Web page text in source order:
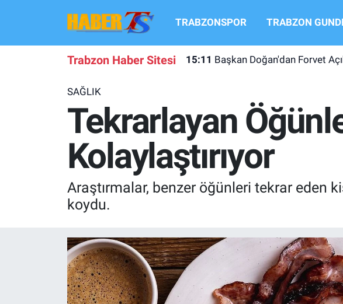
TRABZONSPOR TRABZON
Trabzon Haber Sitesi 15:11 Başkan Doğan'dan Forvet
SAĞLIK
Tekrarlayan
Kolaylaştırıyor
Araştırmalar, benzer öğünleri tekrar eden
koydu.
TRABZONSPOR
TRANSFER HABERLERI
KULİS MEYDANI
1461 TRABZON
ALT LIGLER
TV VE SİNEMA
Hava Durumu
Süper Lig Puan Durumu ve Fikstür
Tüm Manşetler
Son Dakika Haberleri
Haber Arşivi